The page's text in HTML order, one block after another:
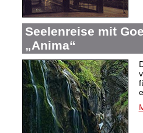
Seelenreise mit
„Anima“